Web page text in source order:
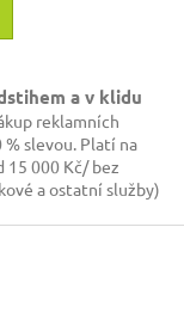
a v klidu
reklamních
% slevou. Platí na
15 000 Kč/ bez
a ostatní služby)